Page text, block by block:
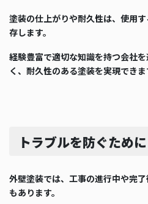
塗装の仕上がりや耐久性は、使用
存します。
経験豊富で適切な知識を持つ会社
く、耐久性のある塗装を実現できま
トラブルを防ぐために
外壁塗装では、工事の進行中や完
もあります。